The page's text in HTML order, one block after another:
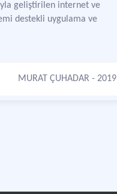
geliştirilen internet ve
destekli uygulama ve
MURAT ÇUHADAR - 2019